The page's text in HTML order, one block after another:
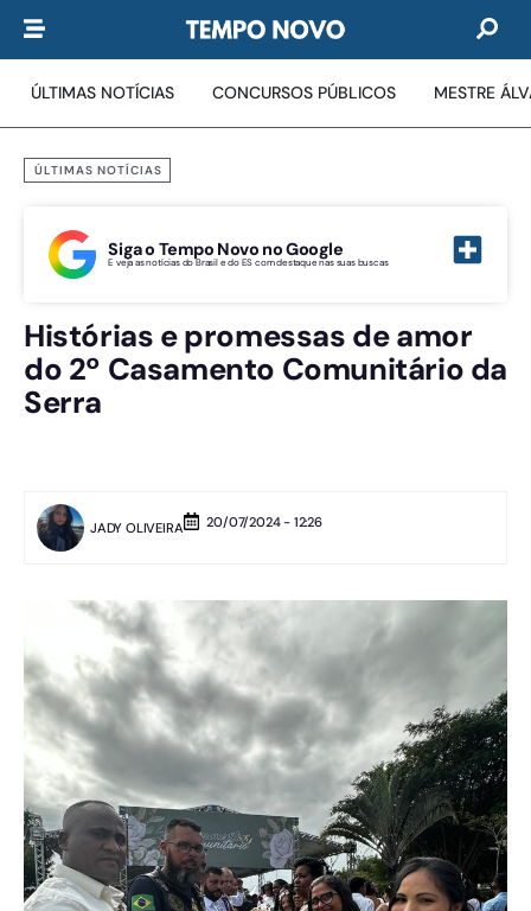
ÚLTIMAS NOTÍCIAS CONCURSOS PÚBLICOS MESTRE
ÚLTIMAS NOTÍCIAS
Siga o Tempo Novo no Google
E veja as notícias do Brasil e do ES com destaque nas suas buscas
Histórias e promessas de amor
do 2º Casamento Comunitário da
Serra
JADY OLIVEIRA 20/07/2024 - 12:26